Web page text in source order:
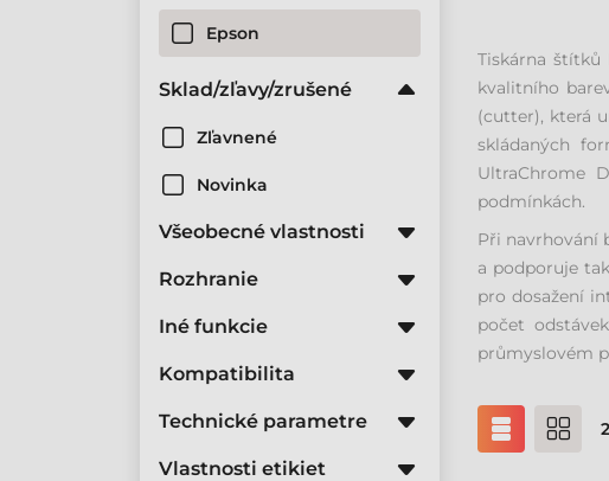
Tiskárna štítků
kvalitního
(cutter), která
skládaných
UltraChrome
podmínkách.
Při navrhování
a podporuje
pro dosažení
počet
průmyslovém
2
Epson
Sklad/zľavy/zrušené
Zľavnené
Novinka
Všeobecné vlastnosti
Rozhranie
Iné funkcie
Kompatibilita
Technické parametre
Vlastnosti etikiet